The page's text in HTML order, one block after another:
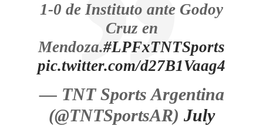
1-0 de Instituto ante Godoy
Cruz en
Mendoza.#LPFxTNTSports
pic.twitter.com/d27B1Vaag4
— TNT Sports Argentina
(@TNTSportsAR) July